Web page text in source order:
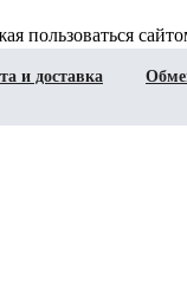
пользоваться
и доставка